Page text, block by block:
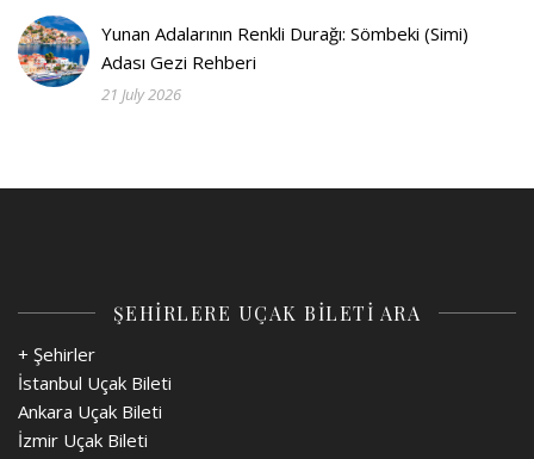
Yunan Adalarının Renkli Durağı: Sömbeki (Simi)
Adası Gezi Rehberi
21 July 2026
ŞEHİRLERE UÇAK BİLETİ ARA
+ Şehirler
İstanbul Uçak Bileti
Ankara Uçak Bileti
İzmir Uçak Bileti